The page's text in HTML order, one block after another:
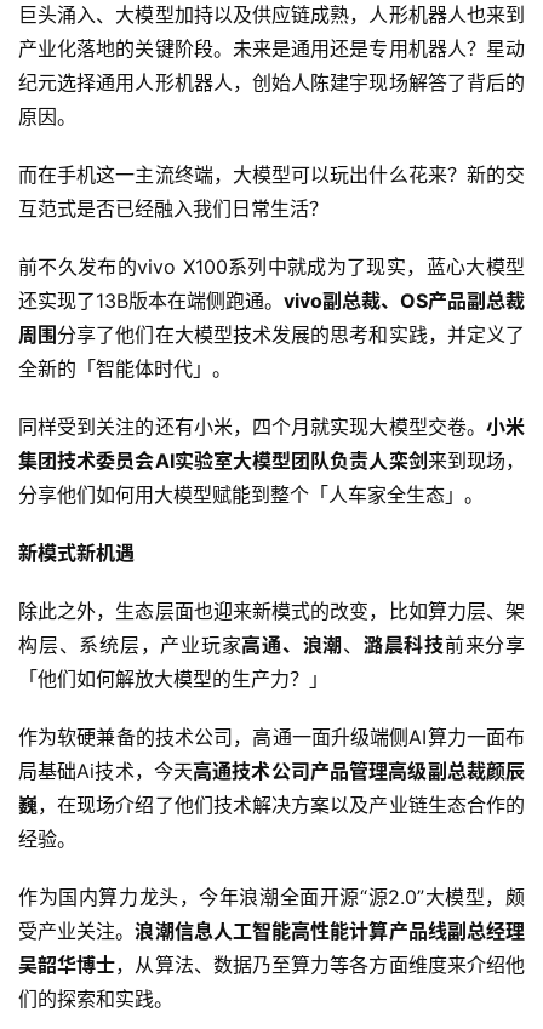
首
页
智
时
代
能
源
评
测
师
旅
行
家
车
快
报
登录 注册
巨头涌入、大模型加持以及供应链成熟，人形机器人也来到
产业化落地的关键阶段。未来是通用还是专用机器人？星动
纪元选择通用人形机器人，创始人陈建宇现场解答了背后的
原因。
而在手机这一主流终端，大模型可以玩出什么花来？新的交
互范式是否已经融入我们日常生活？
前不久发布的vivo X100系列中就成为了现实，蓝心大模型
还实现了13B版本在端侧跑通。 vivo副总裁、OS产品副总裁
周围分享了他们在大模型技术发展的思考和实践，并定义了
全新的「智能体时代」。
同样受到关注的还有小米，四个月就实现大模型交卷。 小米
集团技术委员会AI实验室大模型团队负责人栾剑来到现场，
分享他们如何用大模型赋能到整个「人车家全生态」。
新模式新机遇
除此之外，生态层面也迎来新模式的改变，比如算力层、架
构层、系统层，产业玩家高通、浪潮、 潞晨科技前来分享
「他们如何解放大模型的生产力？」
作为软硬兼备的技术公司，高通一面升级端侧AI算力一面布
局基础Ai技术，今天高通技术公司产品管理高级副总裁颜辰
巍，在现场介绍了他们技术解决方案以及产业链生态合作的
经验。
作为国内算力龙头，今年浪潮全面开源“源2.0”大模型，颇
受产业关注。浪潮信息人工智能高性能计算产品线副总经理
吴韶华博士，从算法、数据乃至算力等各方面维度来介绍他
们的探索和实践。